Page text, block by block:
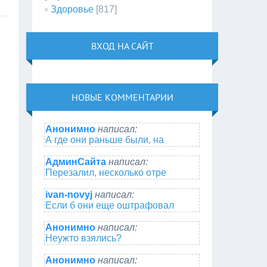
Здоровье [817]
ВХОД НА САЙТ
НОВЫЕ КОММЕНТАРИИ
Анонимно написал:
А где они раньше были, на
АдминСайта написал:
Перезалил, несколько отре
ivan-novyj написал:
Если б они еще оштрафовал
Анонимно написал:
Неужто взялись?
Анонимно написал: